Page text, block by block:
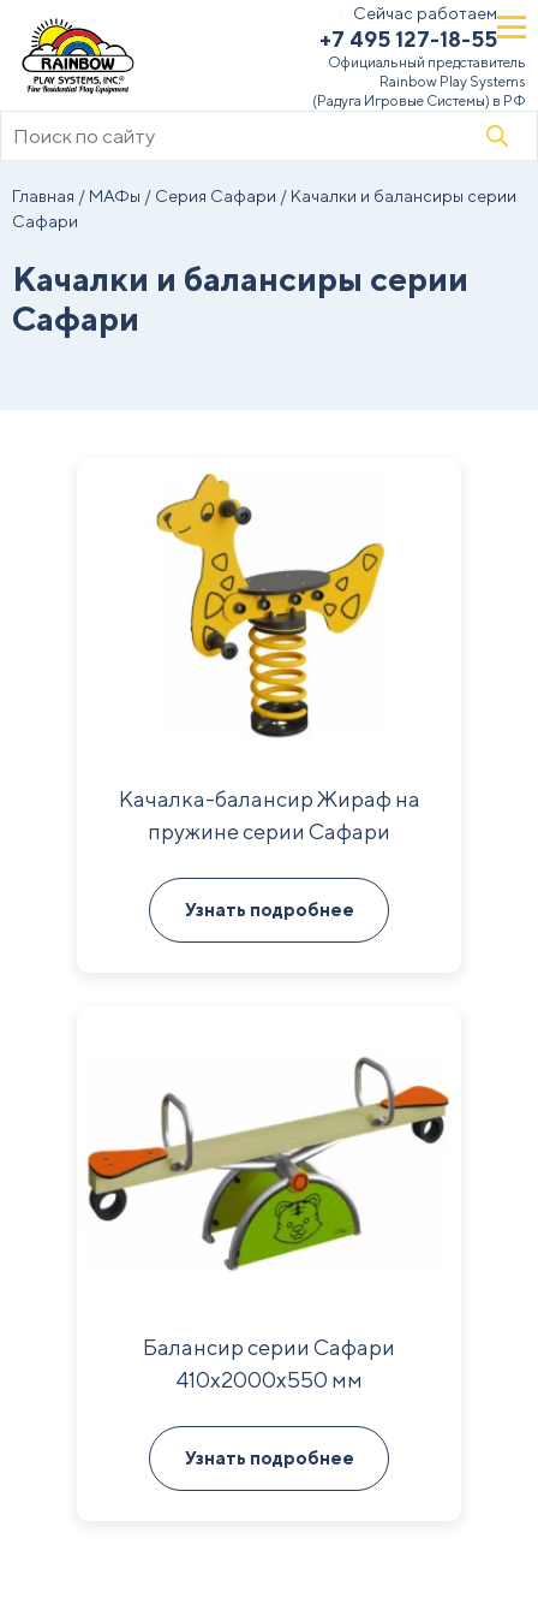
Сейчас работаем
+7 495 127-18-55
Официальный представитель
Rainbow Play Systems
(Радуга Игровые Системы) в РФ
Поиск
товаров
Главная / МАФы / Серия Сафари / Качалки и балансиры серии
Сафари
Качалки и балансиры серии
Сафари
Качалка-балансир Жираф на
пружине серии Сафари
Узнать подробнее
Балансир серии Сафари
410х2000х550 мм
Узнать подробнее